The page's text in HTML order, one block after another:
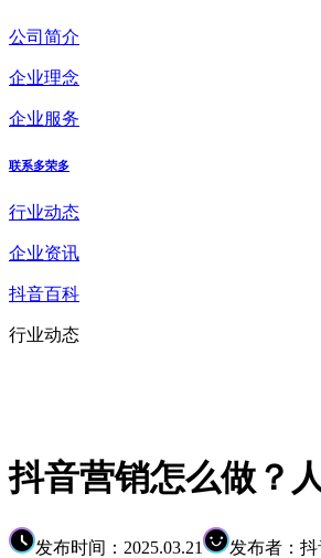
公司简介
企业理念
企业服务
联系多荣多
行业动态
企业资讯
抖音百科
行业动态
抖音营销怎么做？
发布时间：2025.03.21 发布者：